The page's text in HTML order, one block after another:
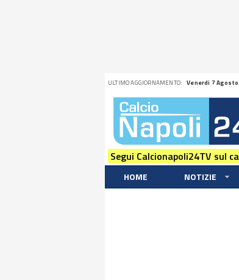
ULTIMO AGGIORNAMENTO: Venerdi 7
Segui Calcionapoli24TV sul
HOME NOTIZIE